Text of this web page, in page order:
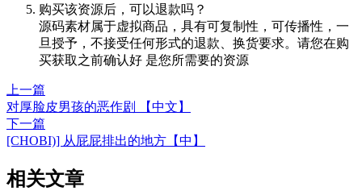
购买该资源后，可以退款吗？
源码素材属于虚拟商品，具有可复制性，可传播性，一
旦授予，不接受任何形式的退款、换货要求。请您在购
买获取之前确认好 是您所需要的资源
上一篇
对厚脸皮男孩的恶作剧 【中文】
下一篇
[CHOBI)] 从屁屁排出的地方【中】
相关文章